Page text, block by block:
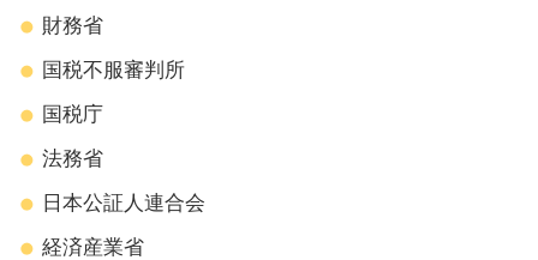
財務省
国税不服審判所
国税庁
法務省
日本公証人連合会
経済産業省